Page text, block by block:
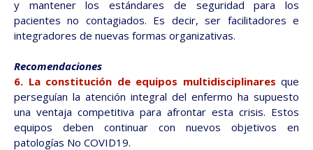
y mantener los estándares de seguridad para los
pacientes no contagiados. Es decir, ser facilitadores e
integradores de nuevas formas organizativas.
Recomendaciones
6. La constitución de equipos multidisciplinares que
perseguían la atención integral del enfermo ha supuesto
una ventaja competitiva para afrontar esta crisis. Estos
equipos deben continuar con nuevos objetivos en
patologías No COVID19.